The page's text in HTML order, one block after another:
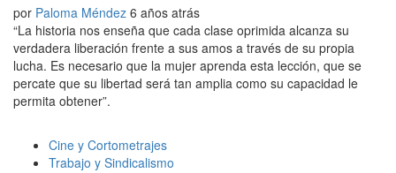
por Paloma Méndez 6 años atrás
“La historia nos enseña que cada clase oprimida alcanza su
verdadera liberación frente a sus amos a través de su propia
lucha. Es necesario que la mujer aprenda esta lección, que se
percate que su libertad será tan amplia como su capacidad le
permita obtener”.
Cine y Cortometrajes
Trabajo y Sindicalismo